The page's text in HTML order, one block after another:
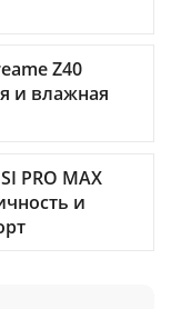
Z40
и влажная
PRO MAX
и